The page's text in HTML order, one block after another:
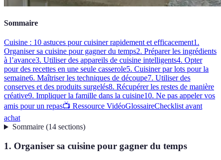
Sommaire
Cuisine : 10 astuces pour cuisiner rapidement et efficacement1.
Organiser sa cuisine pour gagner du temps2. Préparer les ingrédients
à l’avance3. Utiliser des appareils de cuisine intelligents4. Opter
pour des recettes en une seule casserole5. Cuisiner par lots pour la
semaine6. Maîtriser les techniques de découpe7. Utiliser des
conserves et des produits surgelés8. Récupérer les restes de manière
créative9. Impliquer la famille dans la cuisine10. Ne pas appeler vos
amis pour un repas📺 Ressource VidéoGlossaireChecklist avant
achat
Sommaire(14 sections)
1. Organiser sa cuisine pour gagner du temps